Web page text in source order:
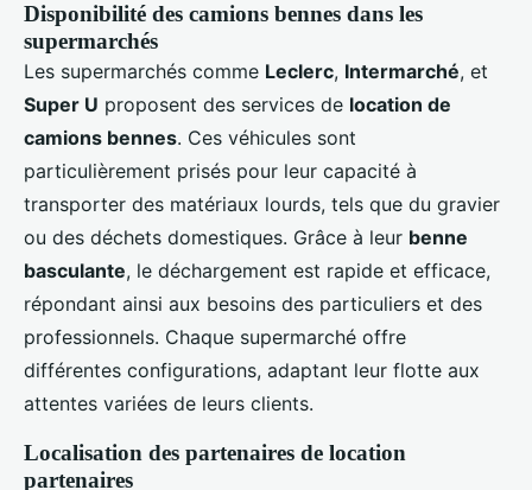
Disponibilité des camions bennes dans les
supermarchés
Les supermarchés comme Leclerc, Intermarché, et
Super U proposent des services de location de
camions bennes. Ces véhicules sont
particulièrement prisés pour leur capacité à
transporter des matériaux lourds, tels que du gravier
ou des déchets domestiques. Grâce à leur benne
basculante, le déchargement est rapide et efficace,
répondant ainsi aux besoins des particuliers et des
professionnels. Chaque supermarché offre
différentes configurations, adaptant leur flotte aux
attentes variées de leurs clients.
Localisation des partenaires de location
partenaires